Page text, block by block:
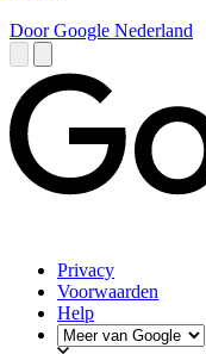
Door Google Nederland
Privacy
Voorwaarden
Help